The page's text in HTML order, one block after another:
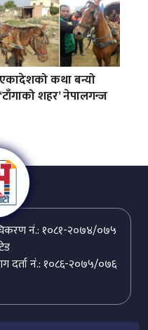
एकादेशको कथा बन्यो
‘टाँगाको शहर’ नेपालगन्ज
नं.: १०८१-२०७४/०७५
दर्ता नं.: १०८६-२०७५/०७६